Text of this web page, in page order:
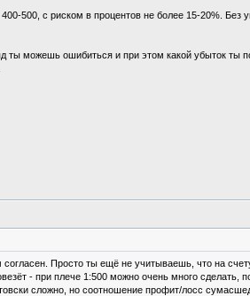
500, с риском в процентов не более 15-20%.
ты можешь ошибиться и при этом какой убыток
согласен. Просто ты ещё не учитываешь, что на
- при плече 1:500 можно очень много сделать,
сложно, но соотношение профит/лосс